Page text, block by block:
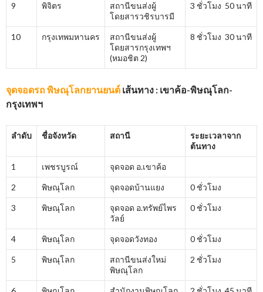
9 พิจิตร
สถานีขนส่งผู้
โดยสารวชิรบารมี
3 ชั่วโมง 50 นาที
10 กรุงเทพมหานคร
สถานีขนส่งผู้
โดยสารกรุงเทพฯ
(หมอชิต 2)
8 ชั่วโมง 30 นาที
จุดจอดรถ พิษณุโลกยานยนต์ เส้นทาง : เขาค้อ-พิษณุโลก-
กรุงเทพฯ
ลำดับ ชื่อจังหวัด สถานี
ระยะเวลาจาก
ต้นทาง
1 เพชรบูรณ์ จุดจอด อ.เขาค้อ
2 พิษณุโลก จุดจอดบ้านแยง 0 ชั่วโมง
3 พิษณุโลก
จุดจอด อ.ทรัพย์ไพร
วัลย์
0 ชั่วโมง
4 พิษณุโลก จุดจอดวังทอง 0 ชั่วโมง
5 พิษณุโลก
สถานีขนส่งใหม่
พิษณุโลก
2 ชั่วโมง